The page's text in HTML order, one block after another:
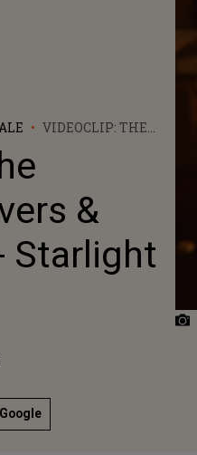
VIDEOCLIP: THE
FAME)&
Starlight